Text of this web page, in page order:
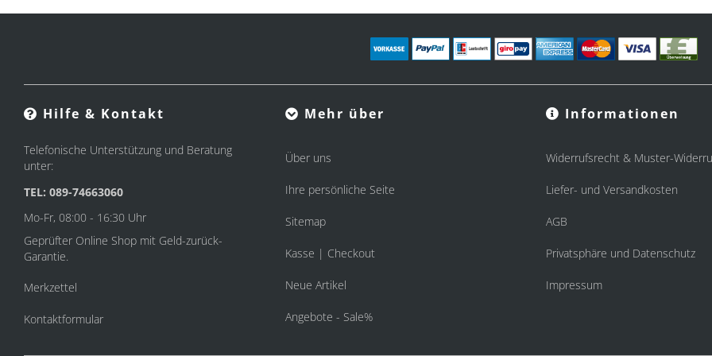
Hilfe & Kontakt
Telefonische Unterstützung und Beratung
unter:
TEL: 089-74663060
Mo-Fr, 08:00 - 16:30 Uhr
Geprüfter Online Shop mit Geld-zurück-
Garantie.
Merkzettel
Kontaktformular
Mehr über
Über uns
Ihre persönliche Seite
Sitemap
Kasse | Checkout
Neue Artikel
Angebote - Sale%
Informationen
Widerrufsrecht & Muster-
Liefer- und Versandkosten
AGB
Privatsphäre und Datenschutz
Impressum